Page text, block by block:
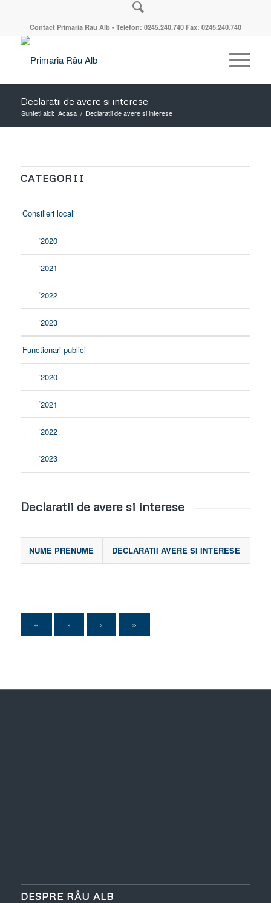
Contact Primaria Rau Alb - Telefon: 0245.240.740 Fax: 0245.240.740
Declaratii de avere si interese
Sunteți aici: Acasa / Declaratii de avere si interese
CATEGORII
Consilieri locali
2020
2021
2022
2023
Functionari publici
2020
2021
2022
2023
Declaratii de avere si interese
NUME PRENUME DECLARATII AVERE SI INTERESE
« ‹ › »
DESPRE RÂU ALB